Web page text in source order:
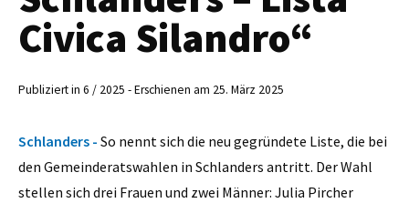
Civica Silandro“
Publiziert in 6 / 2025 - Erschienen am 25. März 2025
Schlanders - So nennt sich die neu gegründete Liste, die bei
den Gemeinderatswahlen in Schlanders antritt. Der Wahl
stellen sich drei Frauen und zwei Männer: Julia Pircher